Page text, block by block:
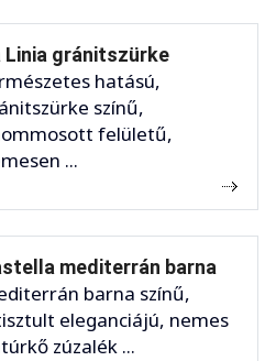
Linia gránitszürke
hatású,
színű,
felületű,
...
mediterrán barna
barna színű,
eleganciájú, nemes
zúzalék ...